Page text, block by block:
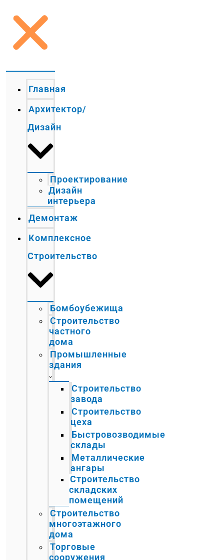
Главная
Архитектор/
Дизайн
Проектирование
Дизайн
интерьера
Демонтаж
Комплексное
Строительство
Бомбоубежища
Строительство
частного
дома
Промышленные
здания
Строительство
завода
Строительство
цеха
Быстровозводимые
склады
Металлические
ангары
Строительство
складских
помещений
Строительство
многоэтажного
дома
Торговые
сооружения